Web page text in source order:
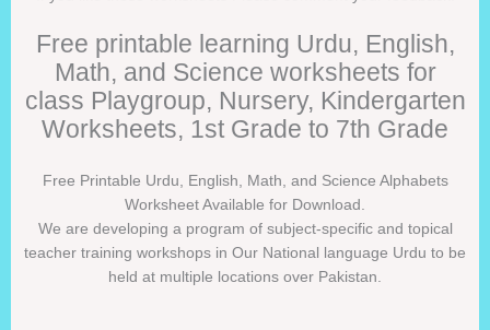
Free printable learning Urdu, English,
Math, and Science worksheets for
class Playgroup, Nursery, Kindergarten
Worksheets, 1st Grade to 7th Grade
Free Printable Urdu, English, Math, and Science Alphabets
Worksheet Available for Download.
We are developing a program of subject-specific and topical
teacher training workshops in Our National language Urdu to be
held at multiple locations over Pakistan.